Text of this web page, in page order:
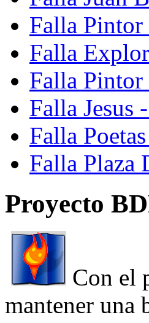
Falla
Falla
Falla
Falla Jesus
Falla
Falla Plaza
Proyecto
Con el
mantener una